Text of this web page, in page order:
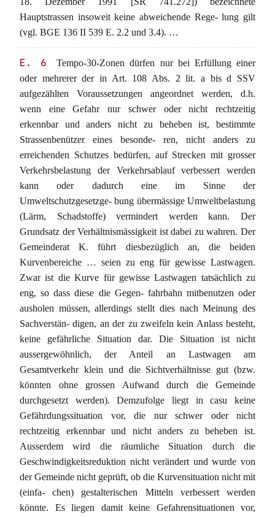
Hauptstrassen insoweit keine abweichende Rege- lung gilt
(vgl. BGE 136 II 539 E. 2.2 und 3.4). …
E. 6
Tempo-30-Zonen dürfen nur bei Erfüllung einer
oder mehrerer der in Art. 108 Abs. 2 lit. a bis d SSV
aufgezählten Voraussetzungen angeordnet werden, d.h.
wenn eine Gefahr nur schwer oder nicht rechtzeitig
erkennbar und anders nicht zu beheben ist, bestimmte
Strassenbenützer eines besonde- ren, nicht anders zu
erreichenden Schutzes bedürfen, auf Strecken mit grosser
Verkehrsbelastung der Verkehrsablauf verbessert werden
kann oder dadurch eine im Sinne der
Umweltschutzgesetzge- bung übermässige Umweltbelastung
(Lärm, Schadstoffe) vermindert werden kann. Der
Grundsatz der Verhältnismässigkeit ist dabei zu wahren. Der
Gemeinderat K. führt diesbezüglich an, die beiden
Kurvenbereiche … seien zu eng für gewisse Lastwagen.
Zwar ist die Kurve für gewisse Lastwagen tatsächlich zu
eng, so dass diese die Gegen- fahrbahn mitbenutzen oder
ausholen müssen, allerdings stellt dies nach Meinung des
Sachverstän- digen, an der zu zweifeln kein Anlass besteht,
keine gefährliche Situation dar. Die Situation ist nicht
aussergewöhnlich, der Anteil an Lastwagen am
Gesamtverkehr klein und die Sichtverhältnisse gut (bzw.
könnten ohne grossen Aufwand durch die Gemeinde
durchgesetzt werden). Demzufolge liegt in casu keine
Gefährdungssituation vor, die nur schwer oder nicht
rechtzeitig erkennbar und nicht anders zu beheben ist.
Ausserdem wird die räumliche Situation durch die
Geschwindigkeitsreduktion nicht verändert und wurde von
der Gemeinde nicht geprüft, ob die Kurvensituation nicht mit
(einfa- chen) gestalterischen Mitteln verbessert werden
könnte. Es liegen damit keine Gefahrensituationen vor,